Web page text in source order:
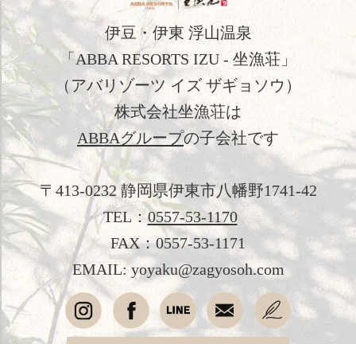
伊豆・伊東 浮山温泉
「ABBA RESORTS IZU - 坐漁荘」
（アバリゾーツ イズ ザギョソウ）
株式会社坐漁荘は
ABBAグループの子会社です
〒413-0232 静岡県伊東市八幡野1741-42
TEL：0557-53-1170
FAX：0557-53-1171
EMAIL: yoyaku@zagyosoh.com
フォトギャラリー
おすすめ宿泊プラン
お問い合わせ
よくあるご質問
プライバシーポリシー
会社概要
採用情報
愛犬と過ごす
オンラインショップ